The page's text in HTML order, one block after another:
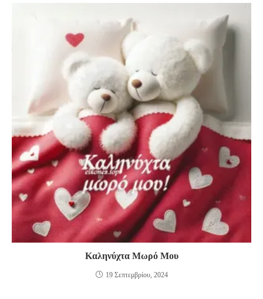
Καληνύχτα Μωρό Μου
19 Σεπτεμβρίου, 2024